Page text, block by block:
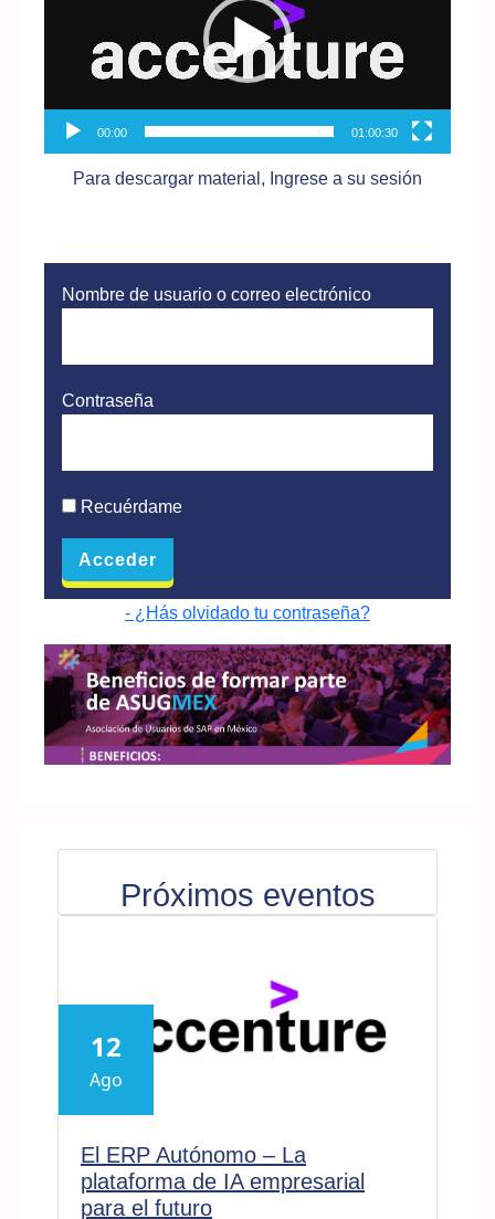
00:00 01:00:30
Para descargar material, Ingrese a su sesión
Nombre de usuario o correo electrónico
Contraseña
Recuérdame
- ¿Hás olvidado tu contraseña?
Próximos eventos
12
Ago
El ERP Autónomo – La
plataforma de IA empresarial
para el futuro